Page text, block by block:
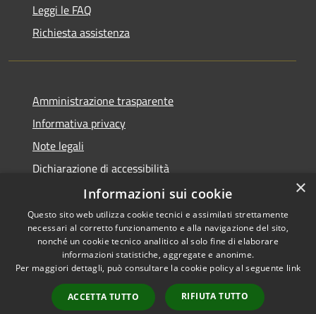
Leggi le FAQ
Richiesta assistenza
Amministrazione trasparente
Informativa privacy
Note legali
Dichiarazione di accessibilità
Piano di miglioramento dei servizi
RSS
Accessibilità
Copyright © 2026 • Comune di
Municipium•
Accesso
×
Informazioni sui cookie
Questo sito web utilizza cookie tecnici e assimilati strettamente
necessari al corretto funzionamento e alla navigazione del sito,
nonché un cookie tecnico analitico al solo fine di elaborare
informazioni statistiche, aggregate e anonime.
Per maggiori dettagli, può consultare la cookie policy al seguente link
ACCETTA TUTTO RIFIUTA TUTTO